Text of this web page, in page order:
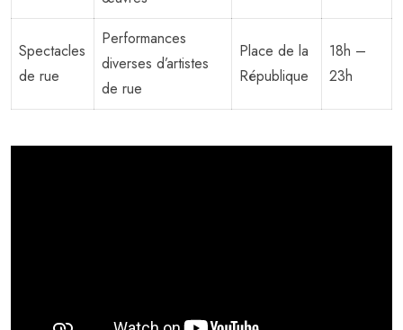
Spectacles
de rue
Performances
diverses d’artistes
de rue
Place de la
République
18h –
23h